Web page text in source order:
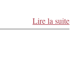
Lire la suite